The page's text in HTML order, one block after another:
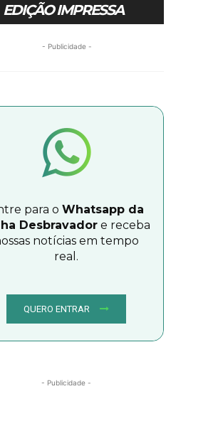
EDIÇÃO IMPRESSA
- Publicidade -
para o Whatsapp da
Desbravador e receba
notícias em tempo
real.
QUERO ENTRAR
- Publicidade -